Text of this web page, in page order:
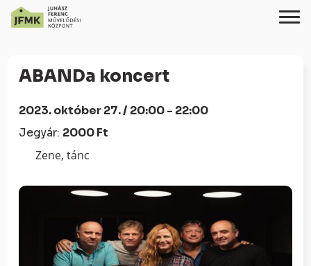
Content
navigációhozaBANDa koncert
2023. október 27. / 20:00 - 22:00
Jegyár: 2000 Ft
Zene, tánc